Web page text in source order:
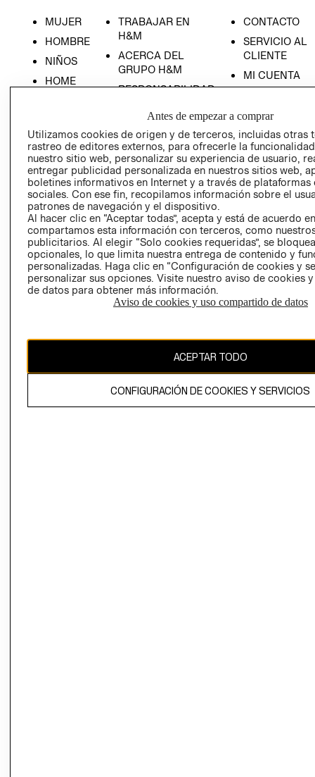
MUJER
HOMBRE
NIÑOS
HOME
TRABAJAR EN
H&M
ACERCA DEL
GRUPO H&M
RESPONSABILIDAD
PRENSA
RELACIÓN CON
INVERSIONISTAS
POLÍTICA
EMPRESARIAL
CONTACTO
SERVICIO AL
CLIENTE
MI CUENTA
- RETIRO EN
TIENDA
TÉRMINOS Y
CONDICIONES
PRIVACIDAD
GIFT CARD
AVISO DE
COOKIES
Uruguay ($U)
Antes de empezar a comprar
Utilizamos cookies de origen y de terceros, incluidas otras
rastreo de editores externos, para ofrecerle la
nuestro sitio web, personalizar su experiencia de usuario,
entregar publicidad personalizada en nuestros sitios web,
boletines informativos en Internet y a través de plataformas
sociales. Con ese fin, recopilamos información sobre el
patrones de navegación y el dispositivo.
Al hacer clic en “Aceptar todas”, acepta y está de acuerdo
compartamos esta información con terceros, como
publicitarios. Al elegir “Solo cookies requeridas”, se
opcionales, lo que limita nuestra entrega de contenido y
personalizadas. Haga clic en “Configuración de cookies y
personalizar sus opciones. Visite nuestro aviso de cookies
de datos para obtener más información.
Aviso de cookies y uso compartido de datos
ACEPTAR TODO
CONFIGURACIÓN DE COOKIES Y SERVICIOS